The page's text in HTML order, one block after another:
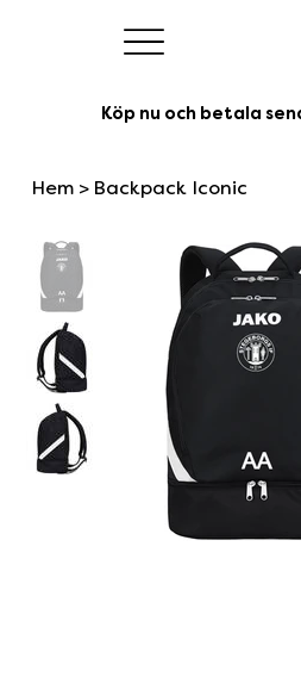
Köp nu och betala
Hem > Backpack Iconic